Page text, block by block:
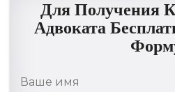
Для Получения
Адвоката